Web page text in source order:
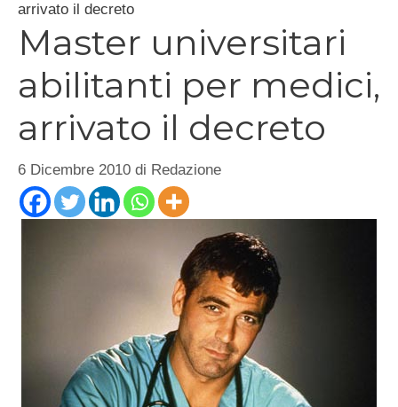
arrivato il decreto
Master universitari
abilitanti per medici,
arrivato il decreto
6 Dicembre 2010 di Redazione